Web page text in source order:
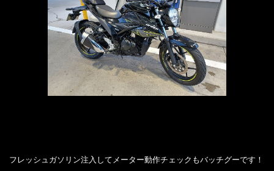
フレッシュガソリン注入してメーター動作チェックもバッチグーです！